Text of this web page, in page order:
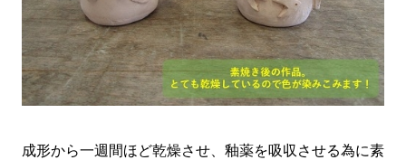
成形から一週間ほど乾燥させ、釉薬を吸収させる為に素